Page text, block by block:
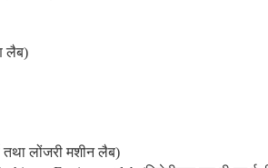
लैब)
तथा लोंजरी मशीन लैब)